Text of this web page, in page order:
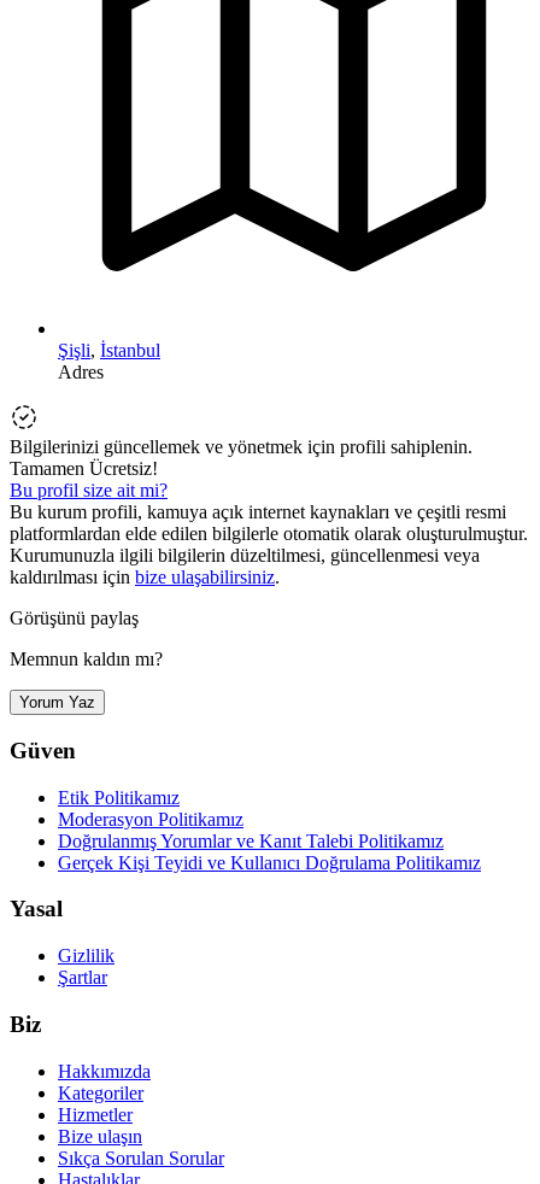
Şişli, İstanbul
Adres
Bilgilerinizi güncellemek ve yönetmek için profili sahiplenin.
Tamamen Ücretsiz!
Bu profil size ait mi?
Bu kurum profili, kamuya açık internet kaynakları ve çeşitli resmi
platformlardan elde edilen bilgilerle otomatik olarak oluşturulmuştur.
Kurumunuzla ilgili bilgilerin düzeltilmesi, güncellenmesi veya
kaldırılması için bize ulaşabilirsiniz.
Görüşünü paylaş
Memnun kaldın mı?
Yorum Yaz
Güven
Etik Politikamız
Moderasyon Politikamız
Doğrulanmış Yorumlar ve Kanıt Talebi Politikamız
Gerçek Kişi Teyidi ve Kullanıcı Doğrulama Politikamız
Yasal
Gizlilik
Şartlar
Biz
Hakkımızda
Kategoriler
Hizmetler
Bize ulaşın
Sıkça Sorulan Sorular
Hastalıklar